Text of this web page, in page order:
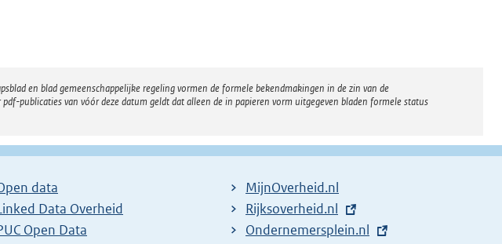
en blad gemeenschappelijke regeling vormen de formele bekendmakingen in de zin van de
publicaties van vóór deze datum geldt dat alleen de in papieren vorm uitgegeven bladen formele status
data
Data Overheid
Open Data
MijnOverheid.nl
E
x
Rijksoverheid.nl
E
Ondernemersplein.nl